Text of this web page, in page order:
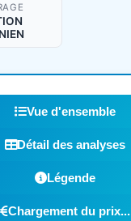
Vue d'ensemble
Détail des analyses
Légende
Chargement du prix...